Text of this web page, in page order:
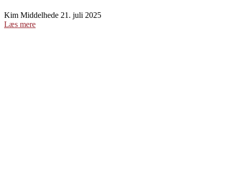
Kim Middelhede 21. juli 2025
Læs mere